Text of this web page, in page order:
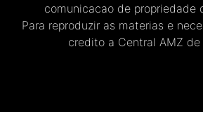
comunicacao de propriedade
Para reproduzir as materias e
credito a Central AMZ